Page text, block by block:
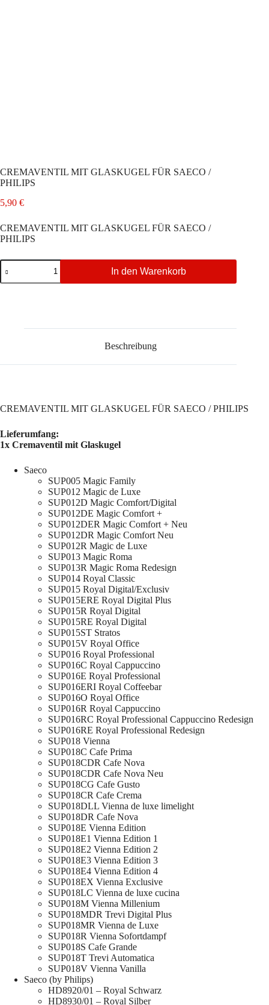
CREMAVENTIL MIT GLASKUGEL FÜR SAECO /
PHILIPS
5,90 €
CREMAVENTIL MIT GLASKUGEL FÜR SAECO /
PHILIPS
CREMAVENTIL
MIT
GLASKUGEL
In den Warenkorb
Beschreibung
CREMAVENTIL MIT GLASKUGEL FÜR SAECO / PHILIPS
Lieferumfang:
1x Cremaventil mit Glaskugel
Saeco
SUP005 Magic Family
SUP012 Magic de Luxe
SUP012D Magic Comfort/Digital
SUP012DE Magic Comfort +
SUP012DER Magic Comfort + Neu
SUP012DR Magic Comfort Neu
SUP012R Magic de Luxe
SUP013 Magic Roma
SUP013R Magic Roma Redesign
SUP014 Royal Classic
SUP015 Royal Digital/Exclusiv
SUP015ERE Royal Digital Plus
SUP015R Royal Digital
SUP015RE Royal Digital
SUP015ST Stratos
SUP015V Royal Office
SUP016 Royal Professional
SUP016C Royal Cappuccino
SUP016E Royal Professional
SUP016ERI Royal Coffeebar
SUP016O Royal Office
SUP016R Royal Cappuccino
SUP016RC Royal Professional Cappuccino Redesign
SUP016RE Royal Professional Redesign
SUP018 Vienna
SUP018C Cafe Prima
SUP018CDR Cafe Nova
SUP018CDR Cafe Nova Neu
SUP018CG Cafe Gusto
SUP018CR Cafe Crema
SUP018DLL Vienna de luxe limelight
SUP018DR Cafe Nova
SUP018E Vienna Edition
SUP018E1 Vienna Edition 1
SUP018E2 Vienna Edition 2
SUP018E3 Vienna Edition 3
SUP018E4 Vienna Edition 4
SUP018EX Vienna Exclusive
SUP018LC Vienna de luxe cucina
SUP018M Vienna Millenium
SUP018MDR Trevi Digital Plus
SUP018MR Vienna de Luxe
SUP018R Vienna Sofortdampf
SUP018S Cafe Grande
SUP018T Trevi Automatica
SUP018V Vienna Vanilla
Saeco (by Philips)
HD8920/01 – Royal Schwarz
HD8930/01 – Royal Silber